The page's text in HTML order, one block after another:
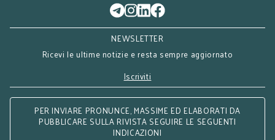
NEWSLETTER
Ricevi le ultime notizie e resta sempre aggiornato
Iscriviti
PER INVIARE PRONUNCE, MASSIME ED ELABORATI DA
PUBBLICARE SULLA RIVISTA SEGUIRE LE SEGUENTI
INDICAZIONI